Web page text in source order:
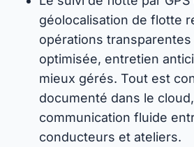
géolocalisation de flotte
opérations transparentes
optimisée, entretien
mieux gérés. Tout est
documenté dans le
communication fluide
conducteurs et ateliers.